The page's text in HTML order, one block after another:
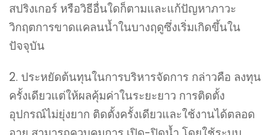
สปริงเกอร์ หรือวิธีอื่นใดก็ตามและแก้ปัญหาภาวะ
วิกฤตการขาดแคลนน้ำในบางฤดูซึ่งเริ่มเกิดขึ้นใน
ปัจจุบัน
2. ประหยัดต้นทุนในการบริหารจัดการ กล่าวคือ ลงทุน
ครั้งเดียวแต่ให้ผลคุ้มค่าในระยะยาว การติดตั้ง
อุปกรณ์ไม่ยุ่งยาก ติดตั้งครั้งเดียวและใช้งานได้ตลอด